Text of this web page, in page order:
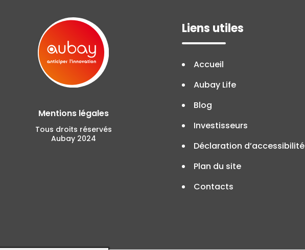
Mentions légales
Tous droits réservés
Aubay 2024
Liens utiles
Accueil
Aubay Life
Blog
Investisseurs
Déclaration d’accessibilité
Plan du site
Contacts